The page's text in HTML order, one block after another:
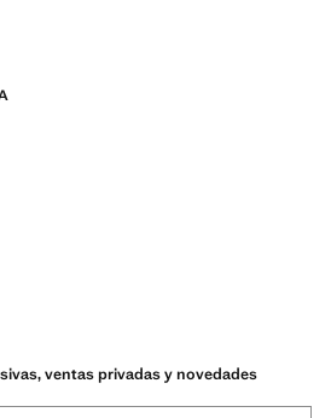
ventas privadas y novedades